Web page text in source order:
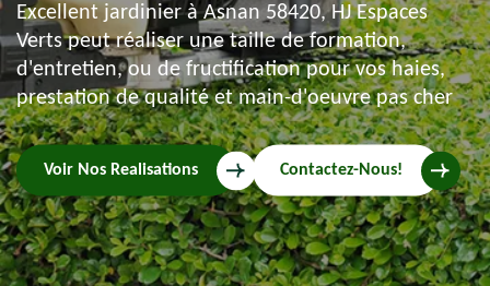
Excellent jardinier à Asnan 58420, HJ Espaces
Verts peut réaliser une taille de formation,
d'entretien, ou de fructification pour vos haies,
prestation de qualité et main-d'oeuvre pas cher
Voir Nos Realisations Contactez-Nous!